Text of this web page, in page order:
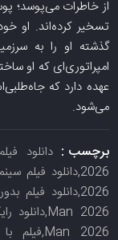
از خاطرات می‌پوسد؛
تسخیر کرده‌اند. او
گذشته او را به
امپراتوری‌ای که او
عهده دارد که
می‌شود.
برچسب :